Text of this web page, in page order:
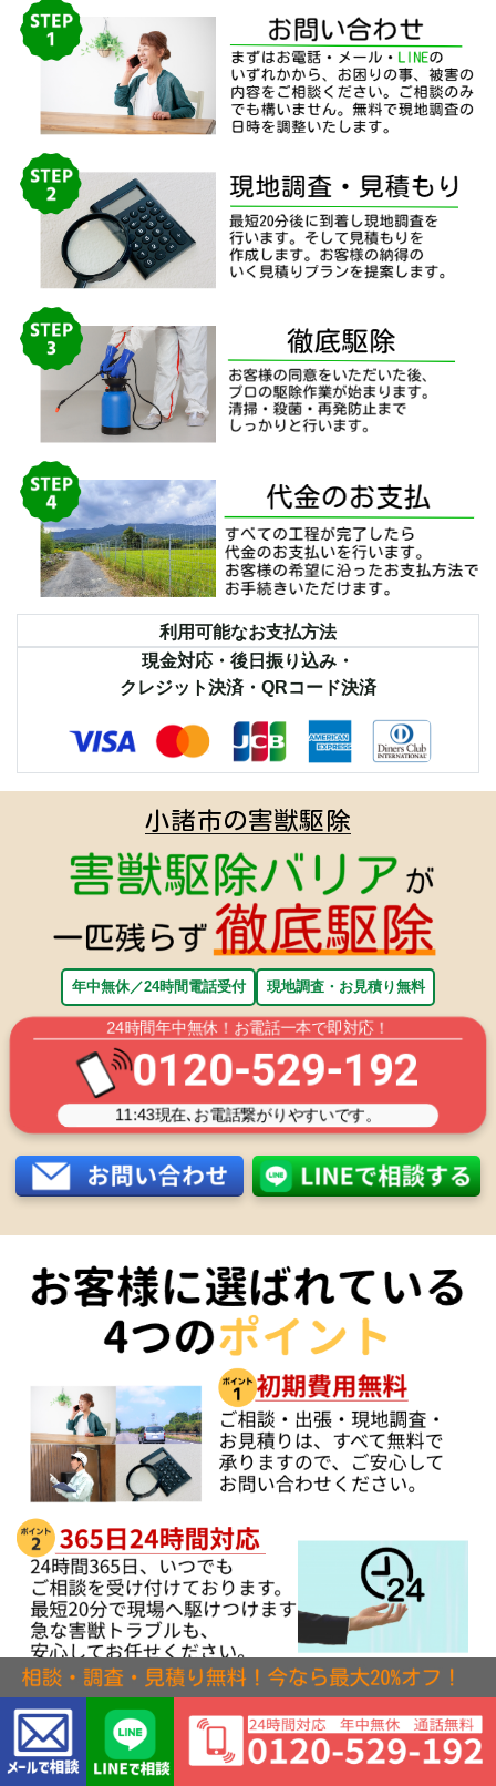
利用可能なお支払方法
現金対応・後日振り込み・
クレジット決済・QRコード決済
小諸市の害獣駆除
年中無休／24時間電話受付 現地調査・お見積り無料
24時間年中無休！お電話一本で即対応！
0120-529-192
11:43現在､お電話繋がりやすいです。